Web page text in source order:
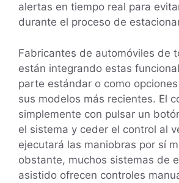
alertas en tiempo real para
durante el proceso de
Fabricantes de automóviles de
están integrando estas
parte estándar o como
sus modelos más recientes. El
simplemente con pulsar un
el sistema y ceder el control al
ejecutará las maniobras por sí
obstante, muchos sistemas de
asistido ofrecen controles